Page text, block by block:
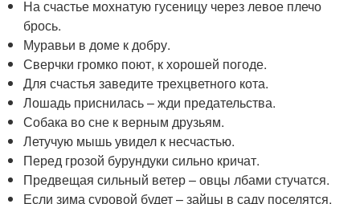
На счастье мохнатую гусеницу через левое плечо
брось.
Муравьи в доме к добру.
Сверчки громко поют, к хорошей погоде.
Для счастья заведите трехцветного кота.
Лошадь приснилась – жди предательства.
Собака во сне к верным друзьям.
Летучую мышь увидел к несчастью.
Перед грозой бурундуки сильно кричат.
Предвещая сильный ветер – овцы лбами стучатся.
Если зима суровой будет – зайцы в саду поселятся.